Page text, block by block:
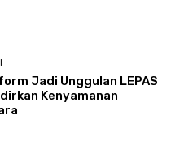
Jadi Unggulan LEPAS
Kenyamanan